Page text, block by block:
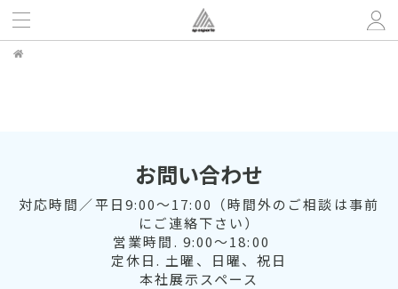
お問い合わせ
対応時間／平日9:00～17:00（時間外のご相談は事前
にご連絡下さい）
営業時間. 9:00～18:00
定休日. 土曜、日曜、祝日
本社展示スペース